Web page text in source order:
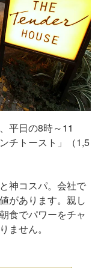
平日の8時～11
チトースト」（1,5
神コスパ。会社で
があります。親し
食でパワーをチャ
ません。